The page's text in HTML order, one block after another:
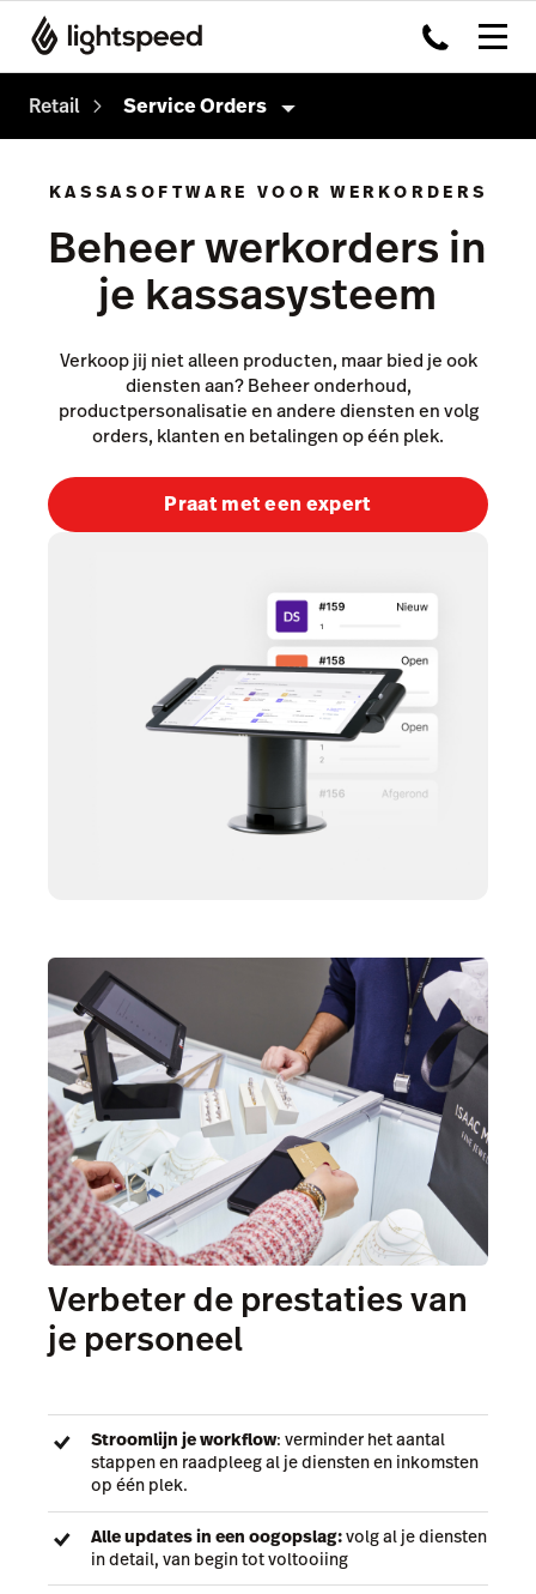
Retail Service Orders
Kassasysteem
Omnichannel
Payments
Capital
Inventory
Service Orders
KASSASOFTWARE VOOR WERKORDERS
Beheer werkorders in
je kassasysteem
Verkoop jij niet alleen producten, maar bied je ook
diensten aan? Beheer onderhoud,
productpersonalisatie en andere diensten en volg
orders, klanten en betalingen op één plek.
Praat met een expert
Verbeter de prestaties van
je personeel
Stroomlijn je workflow: verminder het aantal
stappen en raadpleeg al je diensten en inkomsten
op één plek.
Alle updates in een oogopslag:volg al je diensten
in detail, van begin tot voltooiing